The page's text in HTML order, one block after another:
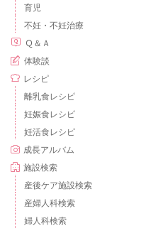
育児
不妊・不妊治療
Ｑ＆Ａ
体験談
レシピ
離乳食レシピ
妊娠食レシピ
妊活食レシピ
成長アルバム
施設検索
産後ケア施設検索
産婦人科検索
婦人科検索